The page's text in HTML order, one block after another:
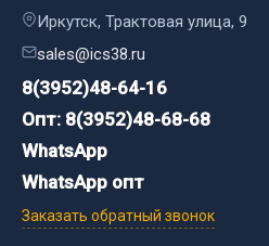
Стяжки
Тросы
Весь раздел
3 ton
Иркутск, Трактовая улица, 9
sales@ics38.ru
8(3952)48-64-16
Опт: 8(3952)48-68-68
WhatsApp
WhatsApp опт
Заказать обратный звонок